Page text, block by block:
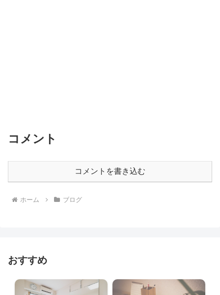
コメント
コメントを書き込む
ホーム ブログ
おすすめ